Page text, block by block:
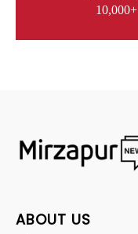
10,000+
ABOUT US